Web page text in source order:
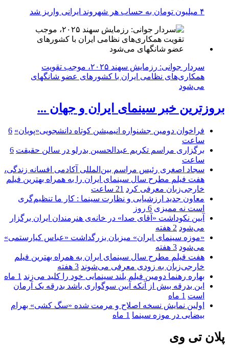
۴ میلیون تومان به حساب هر شهروند ایرانی واریز شد
سردار جوانی: رزمایش سهند ۲۰۲۵، موجب تقویت
همکاری‌های نظامی ایران با کشور‌های عضو شانگهای
می‌شود
بروزترین خبر سینمای ایران و جهان ...
فراخوان دومین جشنواره انیمیشن کوتاه دانشجویی«پویان» 6
ساعت
برگزاری مراسم تکریم عبدالحسین بدرلو در سالن حقیقت 6
ساعت
سجاد اصغری رئیس مراسم بین‌المللی آکادمی افسانه زندگی،
هفت فیلم مطرح سال سینمای ایران را به همراه بهترین فیلم
خارجی‌زبان معرفی کرد 21 ساعت
معاون جدید ارزشیابی و نظارت سینما : کار ما تنظیم‌گری
است نه ممیزی 6 روز
آیین نکوداشت «آقای صدا» در خانه‌ی هنرمندان ایران برگزار
می‌شود 2 هفته
«موزه سینمای ایران» میزبان بزرگداشت «عباس کیارستمی»
می‌شود 3 هفته
هفت فیلم مطرح سال سینمای ایران به همراه بهترین فیلم
خارجی‌زبان به زودی معرفی می‌شوند 3 هفته
بهاره رهنما دومین فیلم بلند سینمایی خود را کلید می‌زند 1 ماه
این بدرقه بیش از آنکه آیین سوگواری باشد بدرقه یک آرمان
است 1 ماه
اولین نمایش نسخه اصلاح و مرمت شده «سگ کشی» بهرام
بیضایی در موزه سینما 1 ماه
پلان تی وی